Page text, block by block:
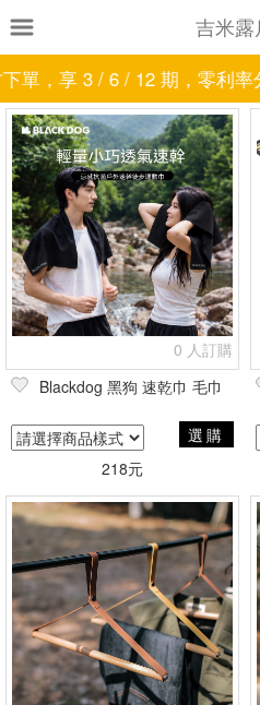
吉米
，享 3 / 6 / 12 期，零利率分
上架時間 銷售件數 銷售價格
樣式尺寸篩選
全部樣式 乳液 噴霧
綠
黑白代碼 焦糖
白
全部尺寸 CP迷彩 水墨迷彩
黑
墨黑 蟒紋迷彩
現貨商品
篩選
0 人訂購
Blackdog 黑狗 速乾巾 毛巾
選購
218元